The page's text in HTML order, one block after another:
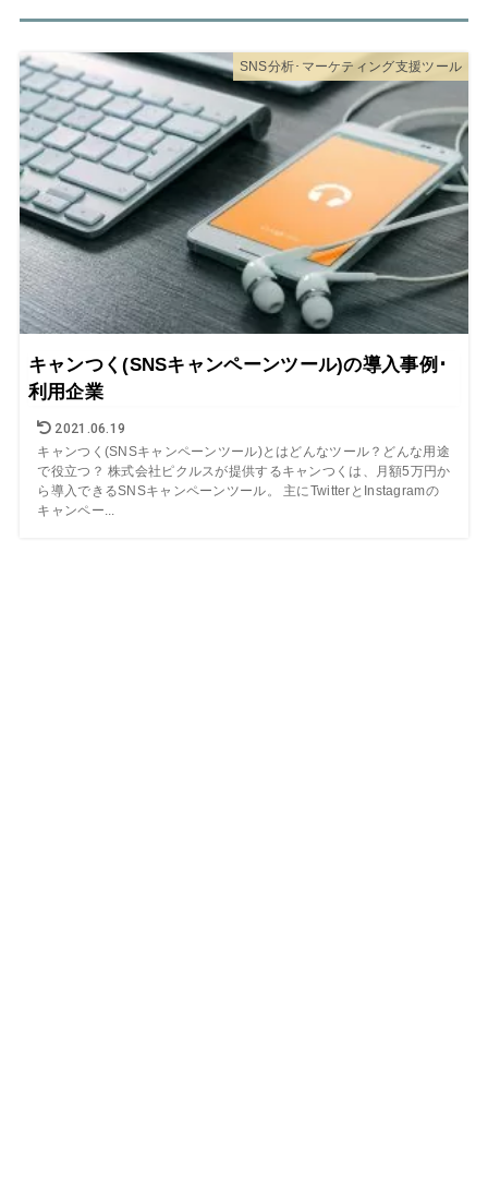
SNS分析･マーケティング支援ツール
キャンつく(SNSキャンペーンツール)の導入事例･
利用企業
2021.06.19
キャンつく(SNSキャンペーンツール)とはどんなツール？どんな用途
で役立つ？ 株式会社ピクルスが提供するキャンつくは、月額5万円か
ら導入できるSNSキャンペーンツール。 主にTwitterとInstagramの
キャンペー...